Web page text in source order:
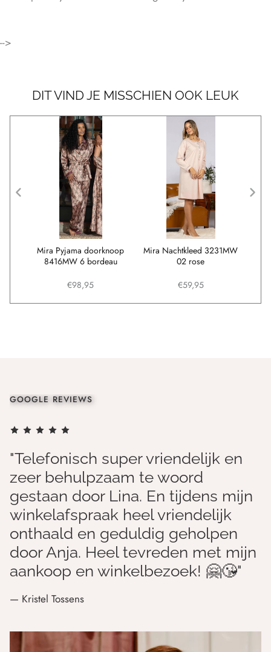
-->
DIT VIND JE MISSCHIEN OOK LEUK
Mira Nachtkleed 3231MW
02 rose
€59,95
Mira Pyjama doorknoop
8416MW 6 bordeau
€98,95
GOOGLE REVIEWS
"Telefonisch super vriendelijk en
zeer behulpzaam te woord
gestaan door Lina. En tijdens mijn
winkelafspraak heel vriendelijk
onthaald en geduldig geholpen
door Anja. Heel tevreden met mijn
aankoop en winkelbezoek! 🤗😘"
— Kristel Tossens